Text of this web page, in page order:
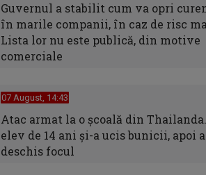
Guvernul a stabilit cum va opri
în marile companii, în caz de risc
Lista lor nu este publică, din motive
comerciale
07 August, 14:43
Atac armat la o școală din
elev de 14 ani și-a ucis bunicii, apoi a
deschis focul